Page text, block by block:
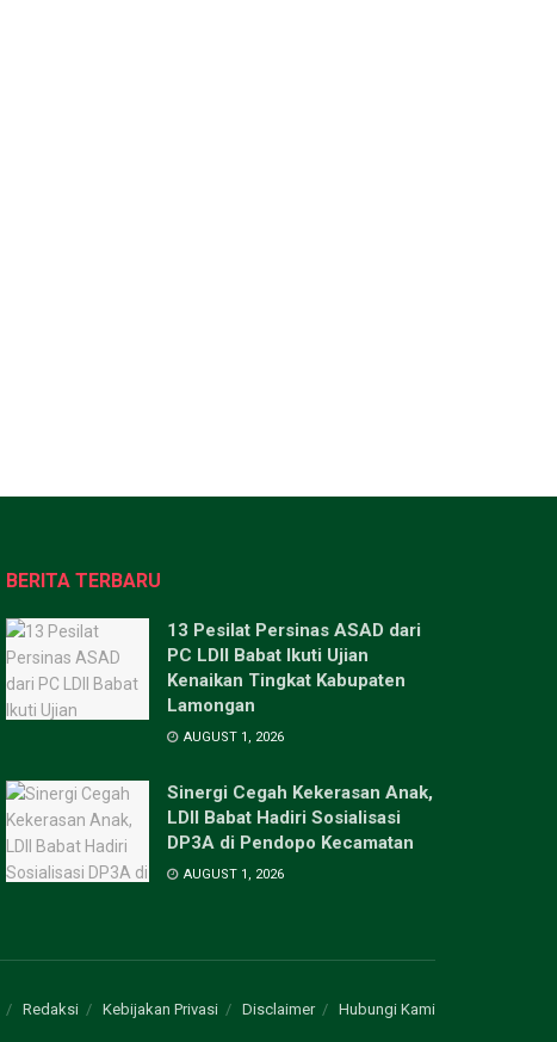
BERITA TERBARU
13 Pesilat Persinas ASAD dari
PC LDII Babat Ikuti Ujian
Kenaikan Tingkat Kabupaten
Lamongan
AUGUST 1, 2026
Sinergi Cegah Kekerasan Anak,
LDII Babat Hadiri Sosialisasi
DP3A di Pendopo Kecamatan
AUGUST 1, 2026
Redaksi Kebijakan Privasi Disclaimer Hubungi Kami